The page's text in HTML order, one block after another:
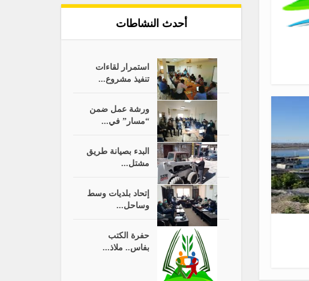
أحدث النشاطات
استمرار لقاءات
تنفيذ مشروع...
ورشة عمل ضمن
“مسار” في...
البدء بصيانة طريق
مشتل...
إتحاد بلديات وسط
وساحل...
حفرة الكتب
بفاس.. ملاذ...